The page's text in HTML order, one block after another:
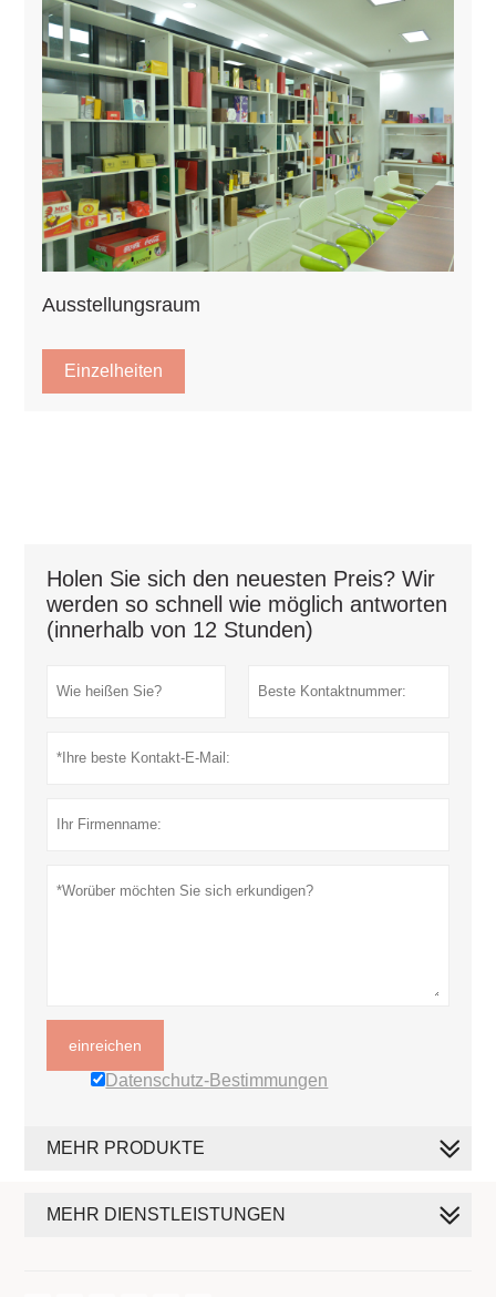
Ausstellungsraum
Einzelheiten
Holen Sie sich den neuesten Preis? Wir
werden so schnell wie möglich antworten
(innerhalb von 12 Stunden)
einreichen
Datenschutz-Bestimmungen
MEHR PRODUKTE
MEHR DIENSTLEISTUNGEN